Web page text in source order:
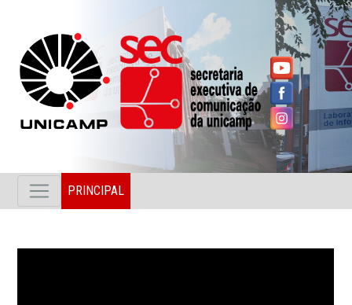
PRINCIPAL